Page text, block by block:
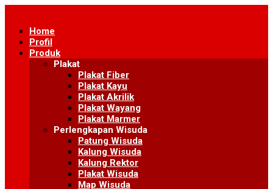
contentHome
Profil
Produk
Plakat
Plakat Fiber
Plakat Kayu
Plakat Akrilik
Plakat Wayang
Plakat Marmer
Perlengkapan Wisuda
Patung Wisuda
Kalung Wisuda
Kalung Rektor
Plakat Wisuda
Map Wisuda